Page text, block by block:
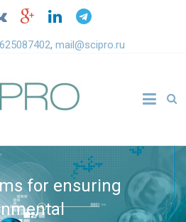
,mail@scipro.ru
for ensuring